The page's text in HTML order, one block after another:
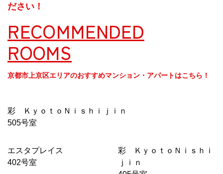
ださい！
RECOMMENDED
ROOMS
京都市上京区エリアのおすすめマンション・アパートはこちら！
彩 ＫｙｏｔｏＮｉｓｈｉｊｉｎ
505号室
エスタプレイス
402号室
彩 ＫｙｏｔｏＮｉｓｈｉ
ｊｉｎ